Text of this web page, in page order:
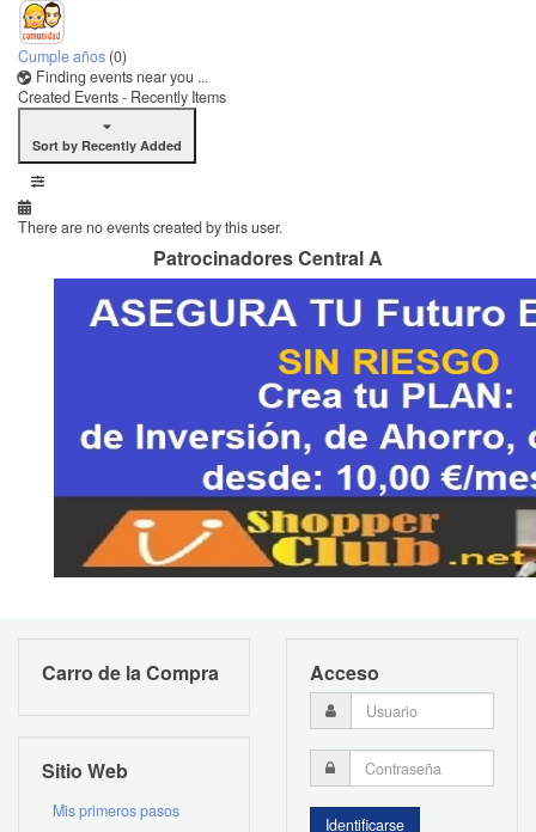
Cumple años (0)
Finding events near you ...
Created Events - Recently Items
Sort by Recently Added
There are no events created by this user.
Patrocinadores Central A
Carro de la Compra
Sitio Web
Mis primeros pasos
Acceso